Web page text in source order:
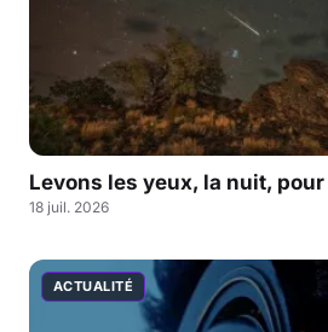
Levons les yeux, la nuit,
18 juil. 2026
ACTUALITÉ